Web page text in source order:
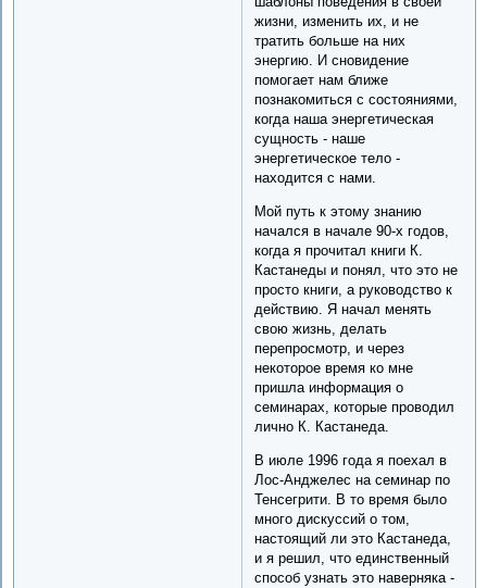
жизни, изменить их, и не
тратить больше на них
энергию. И сновидение
помогает нам ближе
познакомиться с состояниями,
когда наша энергетическая
сущность - наше
энергетическое тело -
находится с нами.
Мой путь к этому знанию
начался в начале 90-х годов,
когда я прочитал книги К.
Кастанеды и понял, что это не
просто книги, а руководство к
действию. Я начал менять
свою жизнь, делать
перепросмотр, и через
некоторое время ко мне
пришла информация о
семинарах, которые проводил
лично К. Кастанеда.
В июле 1996 года я поехал в
Лос-Анджелес на семинар по
Тенсегрити. В то время было
много дискуссий о том,
настоящий ли это Кастанеда,
и я решил, что единственный
способ узнать это наверняка -